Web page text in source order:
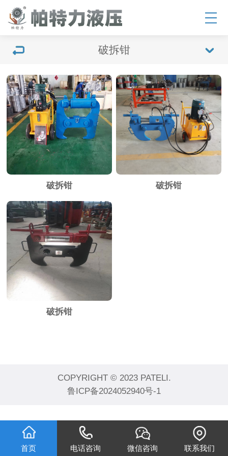
破拆钳
破拆钳 破拆钳
破拆钳
COPYRIGHT © 2023 PATELI.
鲁ICP备2024052940号-1
首页 电话咨询 微信咨询 联系我们